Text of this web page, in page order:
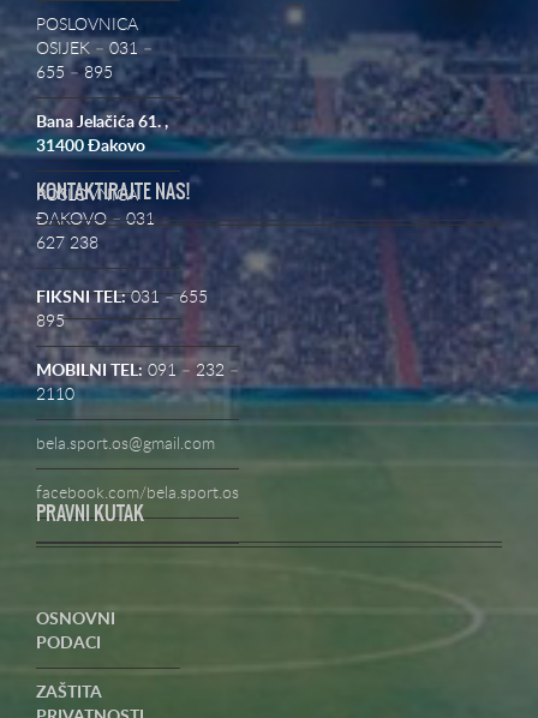
POSLOVNICA
OSIJEK – 031 –
655 – 895
Bana Jelačića 61. ,
31400 Đakovo
POSLOVNICA
ĐAKOVO – 031
627 238
KONTAKTIRAJTE NAS!
FIKSNI TEL:031 – 655
895
MOBILNI TEL: 091 – 232 –
2110
bela.sport.os@gmail.com
facebook.com/bela.sport.os
PRAVNI KUTAK
OSNOVNI
PODACI
ZAŠTITA